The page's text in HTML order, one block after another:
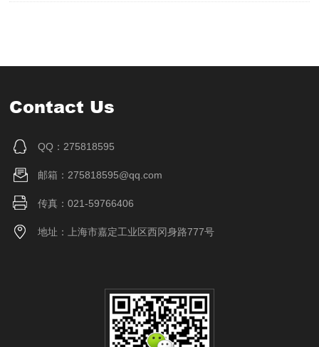
Contact Us
QQ：275818595
邮箱：275818595@qq.com
传真：021-59766406
地址：上海市嘉定工业区西冈身路777号